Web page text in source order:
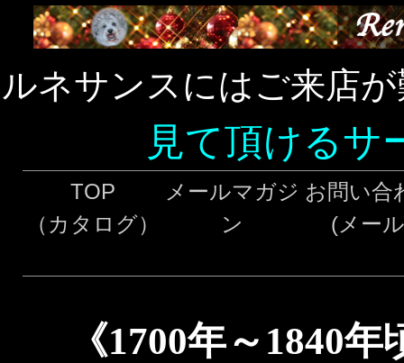
ルネサンスにはご来店
見て頂けるサ
TOP
（カタログ）
メールマガジ
ン
お問い合
(メー
《1700年～1840